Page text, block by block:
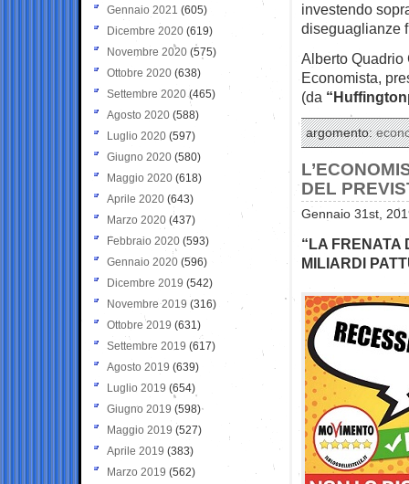
investendo
diseguaglianze
Alberto Quadrio
Economista,
(da
argomento:
DEL
Gennaio 31st,
“LA FRENATA
MILIARDI
Gennaio 2021 (605)
Dicembre 2020 (619)
Novembre 2020 (575)
Ottobre 2020 (638)
Settembre 2020(465)
Agosto 2020 (588)
Luglio 2020 (597)
Giugno 2020 (580)
Maggio 2020 (618)
Aprile 2020 (643)
Marzo 2020 (437)
Febbraio 2020 (593)
Gennaio 2020 (596)
Dicembre 2019 (542)
Novembre 2019 (316)
Ottobre 2019 (631)
Settembre 2019 (617)
Agosto 2019 (639)
Luglio 2019 (654)
Giugno 2019 (598)
Maggio 2019 (527)
Aprile 2019 (383)
Marzo 2019 (562)